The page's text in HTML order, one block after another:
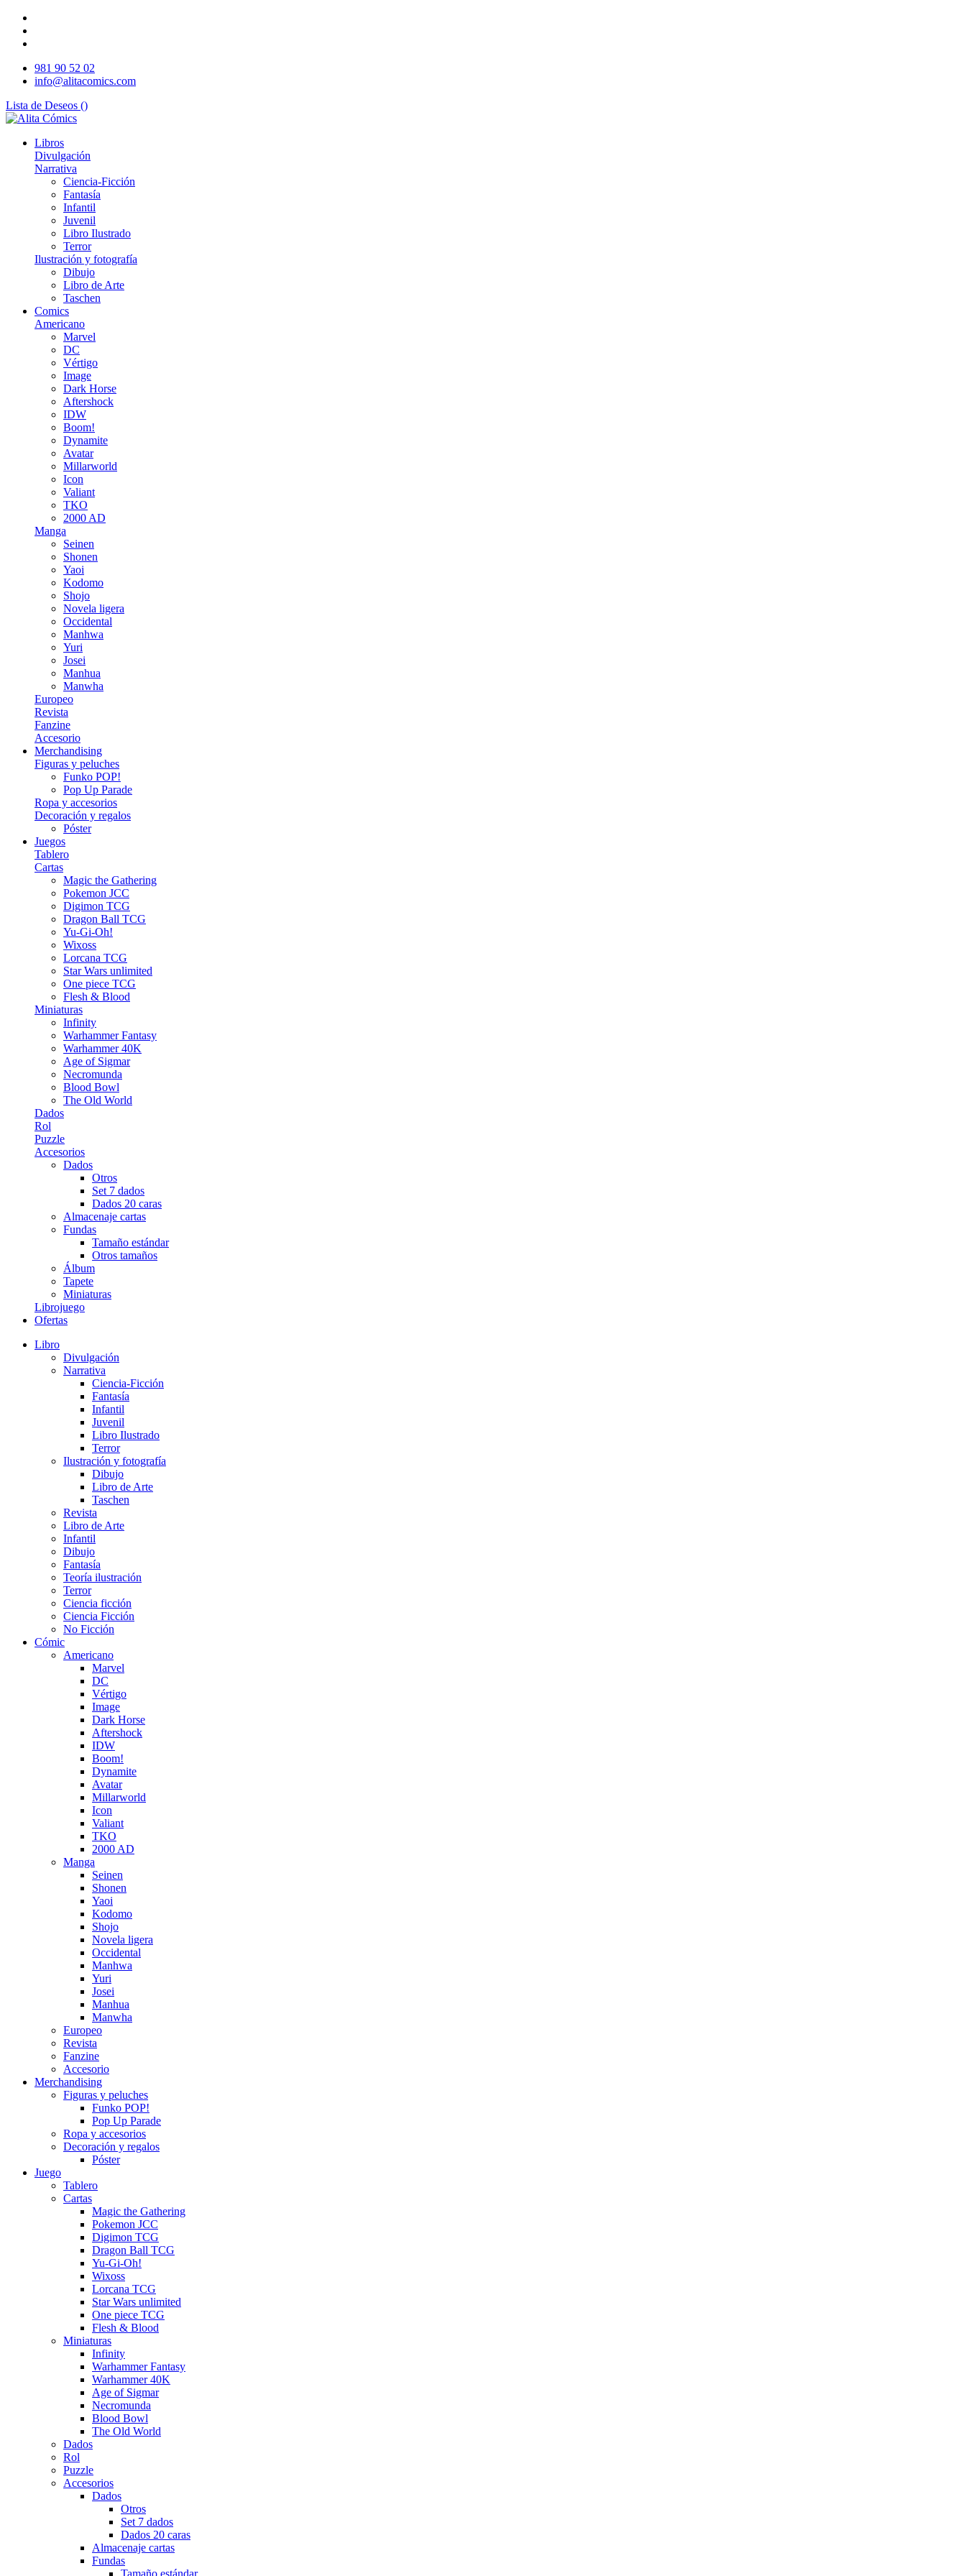
981 90 52 02
info@alitacomics.com
Lista de Deseos ()
Libros
Divulgación
Narrativa
Ciencia-Ficción
Fantasía
Infantil
Juvenil
Libro Ilustrado
Terror
Ilustración y fotografía
Dibujo
Libro de Arte
Taschen
Comics
Americano
Marvel
DC
Vértigo
Image
Dark Horse
Aftershock
IDW
Boom!
Dynamite
Avatar
Millarworld
Icon
Valiant
TKO
2000 AD
Manga
Seinen
Shonen
Yaoi
Kodomo
Shojo
Novela ligera
Occidental
Manhwa
Yuri
Josei
Manhua
Manwha
Europeo
Revista
Fanzine
Accesorio
Merchandising
Figuras y peluches
Funko POP!
Pop Up Parade
Ropa y accesorios
Decoración y regalos
Póster
Juegos
Tablero
Cartas
Magic the Gathering
Pokemon JCC
Digimon TCG
Dragon Ball TCG
Yu-Gi-Oh!
Wixoss
Lorcana TCG
Star Wars unlimited
One piece TCG
Flesh & Blood
Miniaturas
Infinity
Warhammer Fantasy
Warhammer 40K
Age of Sigmar
Necromunda
Blood Bowl
The Old World
Dados
Rol
Puzzle
Accesorios
Dados
Otros
Set 7 dados
Dados 20 caras
Almacenaje cartas
Fundas
Tamaño estándar
Otros tamaños
Álbum
Tapete
Miniaturas
Librojuego
Ofertas
Libro
Divulgación
Narrativa
Ciencia-Ficción
Fantasía
Infantil
Juvenil
Libro Ilustrado
Terror
Ilustración y fotografía
Dibujo
Libro de Arte
Taschen
Revista
Libro de Arte
Infantil
Dibujo
Fantasía
Teoría ilustración
Terror
Ciencia ficción
Ciencia Ficción
No Ficción
Cómic
Americano
Marvel
DC
Vértigo
Image
Dark Horse
Aftershock
IDW
Boom!
Dynamite
Avatar
Millarworld
Icon
Valiant
TKO
2000 AD
Manga
Seinen
Shonen
Yaoi
Kodomo
Shojo
Novela ligera
Occidental
Manhwa
Yuri
Josei
Manhua
Manwha
Europeo
Revista
Fanzine
Accesorio
Merchandising
Figuras y peluches
Funko POP!
Pop Up Parade
Ropa y accesorios
Decoración y regalos
Póster
Juego
Tablero
Cartas
Magic the Gathering
Pokemon JCC
Digimon TCG
Dragon Ball TCG
Yu-Gi-Oh!
Wixoss
Lorcana TCG
Star Wars unlimited
One piece TCG
Flesh & Blood
Miniaturas
Infinity
Warhammer Fantasy
Warhammer 40K
Age of Sigmar
Necromunda
Blood Bowl
The Old World
Dados
Rol
Puzzle
Accesorios
Dados
Otros
Set 7 dados
Dados 20 caras
Almacenaje cartas
Fundas
Tamaño estándar